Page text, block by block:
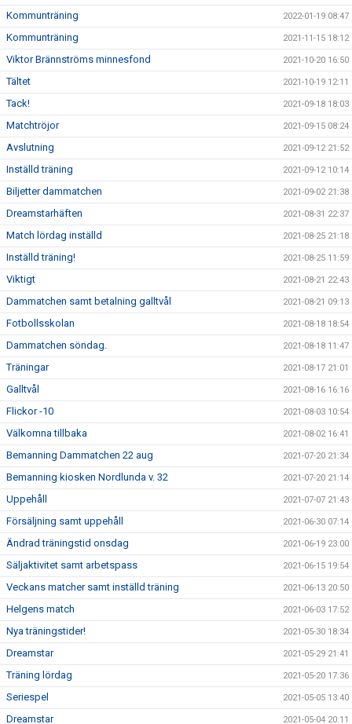
Kommunträning 2022-01-19 08:47
Kommunträning 2021-11-15 18:12
Viktor Brännströms minnesfond 2021-10-20 16:50
Tältet 2021-10-19 12:11
Tack! 2021-09-18 18:03
Matchtröjor 2021-09-15 08:24
Avslutning 2021-09-12 21:52
Inställd träning 2021-09-12 10:14
Biljetter dammatchen 2021-09-02 21:38
Dreamstarhäften 2021-08-31 22:37
Match lördag inställd 2021-08-25 21:18
Inställd träning! 2021-08-25 11:59
Viktigt 2021-08-21 22:43
Dammatchen samt betalning galltvål 2021-08-21 09:13
Fotbollsskolan 2021-08-18 18:54
Dammatchen söndag. 2021-08-18 11:47
Träningar 2021-08-17 21:01
Galltvål 2021-08-16 16:16
Flickor -10 2021-08-03 10:54
Välkomna tillbaka 2021-08-02 16:41
Bemanning Dammatchen 22 aug 2021-07-20 21:34
Bemanning kiosken Nordlunda v. 32 2021-07-20 21:14
Uppehåll 2021-07-07 21:43
Försäljning samt uppehåll 2021-06-30 07:14
Ändrad träningstid onsdag 2021-06-19 23:00
Säljaktivitet samt arbetspass 2021-06-15 19:54
Veckans matcher samt inställd träning 2021-06-13 20:50
Helgens match 2021-06-03 17:52
Nya träningstider! 2021-05-30 18:34
Dreamstar 2021-05-29 21:41
Träning lördag 2021-05-20 17:36
Seriespel 2021-05-05 13:40
Dreamstar 2021-05-04 20:11